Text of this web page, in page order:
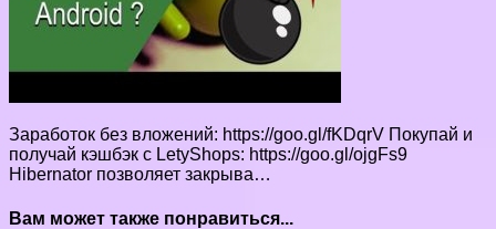
Заработок без вложений: https://goo.gl/fKDqrV Покупай и
получай кэшбэк с LetyShops: https://goo.gl/ojgFs9
Hibernator позволяет закрыва…
Вам может также понравиться...